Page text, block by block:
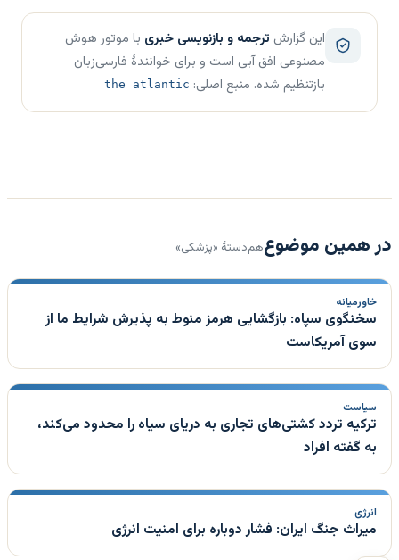
این گزارش ترجمه و بازنویسی خبری با موتور هوش
مصنوعی افق آبی است و برای خوانندهٔ فارسی‌زبان
بازتنظیم شده. منبع اصلی: the atlantic
در همین موضوعهم‌دستهٔ «پزشکی»
خاورمیانه
سخنگوی سپاه: بازگشایی هرمز منوط به پذیرش شرایط ما از
سوی آمریکاست
سیاست
ترکیه تردد کشتی‌های تجاری به دریای سیاه را محدود می‌کند،
به گفته افراد
انرژی
میراث جنگ ایران: فشار دوباره برای امنیت انرژی